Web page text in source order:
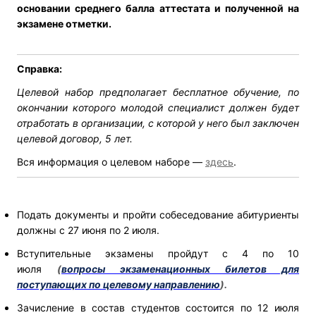
основании среднего балла аттестата и полученной на
экзамене отметки.
Справка:
Целевой набор предполагает бесплатное обучение, по
окончании которого молодой специалист должен будет
отработать в организации, с которой у него был заключен
целевой договор, 5 лет.
Вся информация о целевом наборе — здесь.
Подать документы и пройти собеседование абитуриенты
должны с 27 июня по 2 июля.
Вступительные экзамены пройдут с 4 по 10
июля (вопросы экзаменационных билетов для
поступающих по целевому направлению).
Зачисление в состав студентов состоится по 12 июля